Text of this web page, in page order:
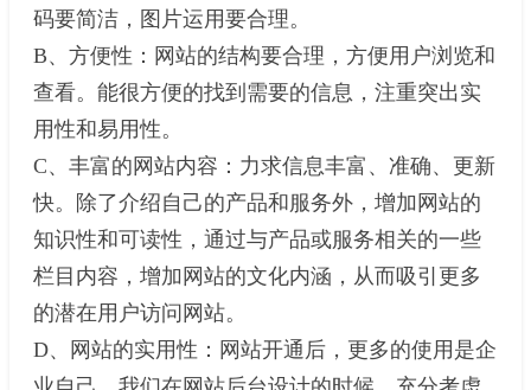
码要简洁，图片运用要合理。
B、方便性：网站的结构要合理，方便用户浏览和
查看。能很方便的找到需要的信息，注重突出实
用性和易用性。
C、丰富的网站内容：力求信息丰富、准确、更新
快。除了介绍自己的产品和服务外，增加网站的
知识性和可读性，通过与产品或服务相关的一些
栏目内容，增加网站的文化内涵，从而吸引更多
的潜在用户访问网站。
D、网站的实用性：网站开通后，更多的使用是企